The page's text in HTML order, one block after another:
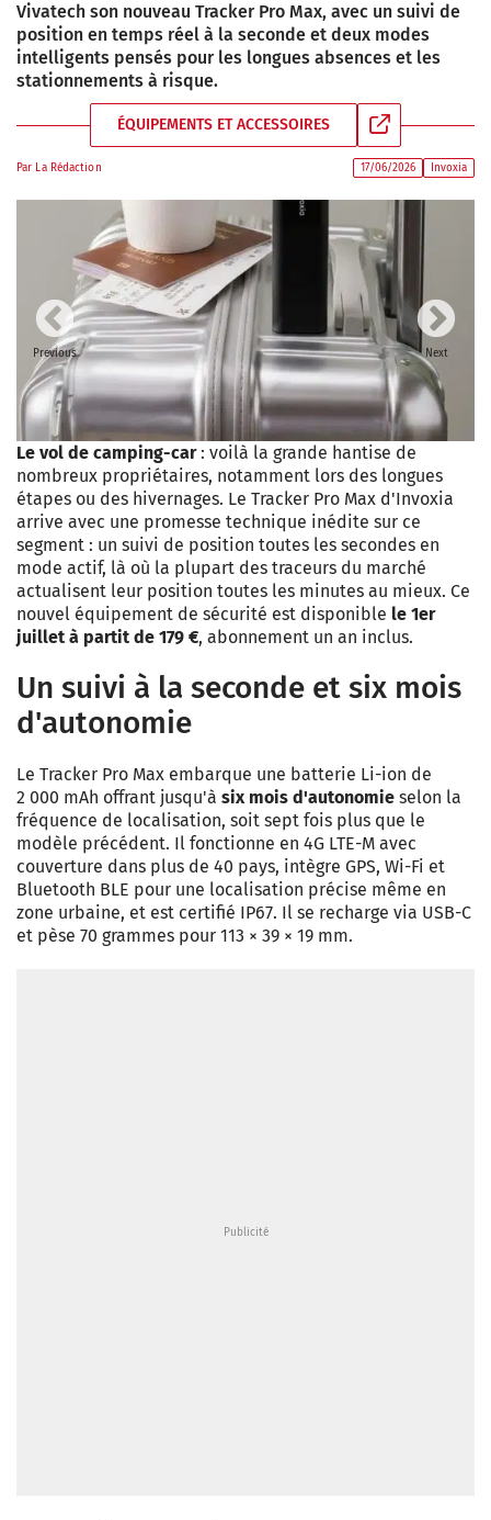
Vivatech son nouveau Tracker Pro Max, avec un suivi de
position en temps réel à la seconde et deux modes
intelligents pensés pour les longues absences et les
stationnements à risque.
ÉQUIPEMENTS ET ACCESSOIRES
Par La Rédaction 17/06/2026 Invoxia
Previous Next
Le vol de camping-car: voilà la grande hantise de
nombreux propriétaires, notamment lors des longues
étapes ou des hivernages. Le Tracker Pro Max d'Invoxia
arrive avec une promesse technique inédite sur ce
segment : un suivi de position toutes les secondes en
mode actif, là où la plupart des traceurs du marché
actualisent leur position toutes les minutes au mieux. Ce
nouvel équipement de sécurité est disponible le 1er
juillet à partit de 179 €, abonnement un an inclus.
Un suivi à la seconde et six mois
d'autonomie
Le Tracker Pro Max embarque une batterie Li-ion de
2 000 mAh offrant jusqu'à six mois d'autonomie selon la
fréquence de localisation, soit sept fois plus que le
modèle précédent. Il fonctionne en 4G LTE-M avec
couverture dans plus de 40 pays, intègre GPS, Wi-Fi et
Bluetooth BLE pour une localisation précise même en
zone urbaine, et est certifié IP67. Il se recharge via USB-C
et pèse 70 grammes pour 113 × 39 × 19 mm.